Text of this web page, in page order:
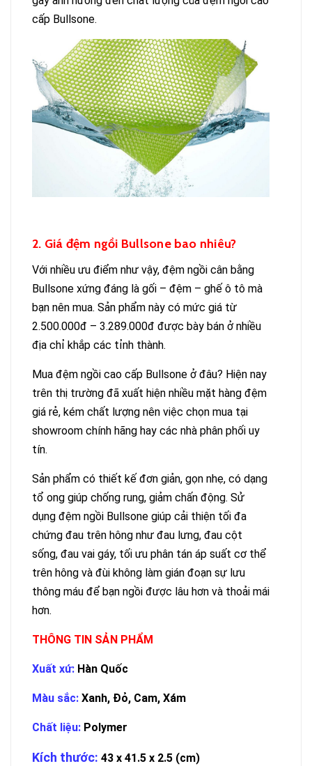
cấp Bullsone.
2. Giá đệm ngồi Bullsone bao nhiêu?
Với nhiều ưu điểm như vậy, đệm ngồi cân bằng
Bullsone xứng đáng là gối – đệm – ghế ô tô mà
bạn nên mua. Sản phẩm này có mức giá từ
2.500.000đ – 3.289.000đ được bày bán ở nhiều
địa chỉ khắp các tỉnh thành.
Mua đệm ngồi cao cấp Bullsone ở đâu? Hiện nay
trên thị trường đã xuất hiện nhiều mặt hàng đệm
giá rẻ, kém chất lượng nên việc chọn mua tại
showroom chính hãng hay các nhà phân phối uy
tín.
Sản phẩm có thiết kế đơn giản, gọn nhẹ, có dạng
tổ ong giúp chống rung, giảm chấn động. Sử
dụng đệm ngồi Bullsone giúp cải thiện tối đa
chứng đau trên hông như đau lưng, đau cột
sống, đau vai gáy, tối ưu phân tán áp suất cơ thể
trên hông và đùi không làm gián đoạn sự lưu
thông máu để bạn ngồi được lâu hơn và thoải mái
hơn.
THÔNG TIN SẢN PHẨM
Xuất xứ: Hàn Quốc
Màu sắc: Xanh, Đỏ, Cam, Xám
Chất liệu: Polymer
Kích thước: 43 x 41.5 x 2.5 (cm)